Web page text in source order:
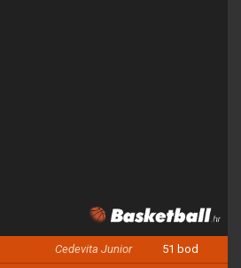
Cedevita Junior 51 bod